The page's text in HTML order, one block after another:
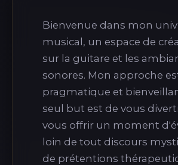
Bienvenue dans mon
musical, un espace de
sur la guitare et les
sonores. Mon approche
pragmatique et
seul but est de vous
vous offrir un moment
loin de tout discours
de prétentions